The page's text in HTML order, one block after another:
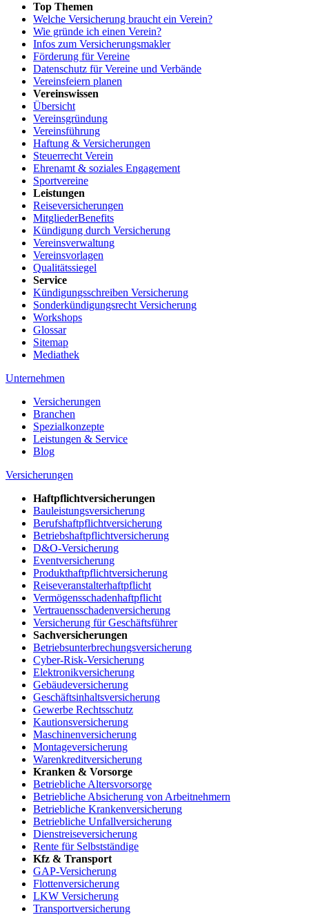
Top Themen
Welche Versicherung braucht ein Verein?
Wie gründe ich einen Verein?
Infos zum Versicherungsmakler
Förderung für Vereine
Datenschutz für Vereine und Verbände
Vereinsfeiern planen
Vereinswissen
Übersicht
Vereinsgründung
Vereinsführung
Haftung & Versicherungen
Steuerrecht Verein
Ehrenamt & soziales Engagement
Sportvereine
Leistungen
Reiseversicherungen
MitgliederBenefits
Kündigung durch Versicherung
Vereinsverwaltung
Vereinsvorlagen
Qualitätssiegel
Service
Kündigungsschreiben Versicherung
Sonderkündigungsrecht Versicherung
Workshops
Glossar
Sitemap
Mediathek
Unternehmen
Versicherungen
Branchen
Spezialkonzepte
Leistungen & Service
Blog
Versicherungen
Haftpflichtversicherungen
Bauleistungsversicherung
Berufshaftpflichtversicherung
Betriebshaftpflichtversicherung
D&O-Versicherung
Eventversicherung
Produkthaftpflichtversicherung
Reiseveranstalterhaftpflicht
Vermögensschadenhaftpflicht
Vertrauensschadenversicherung
Versicherung für Geschäftsführer
Sachversicherungen
Betriebsunterbrechungsversicherung
Cyber-Risk-Versicherung
Elektronikversicherung
Gebäudeversicherung
Geschäftsinhaltsversicherung
Gewerbe Rechtsschutz
Kautionsversicherung
Maschinenversicherung
Montageversicherung
Warenkreditversicherung
Kranken & Vorsorge
Betriebliche Altersvorsorge
Betriebliche Absicherung von Arbeitnehmern
Betriebliche Krankenversicherung
Betriebliche Unfallversicherung
Dienstreiseversicherung
Rente für Selbstständige
Kfz & Transport
GAP-Versicherung
Flottenversicherung
LKW Versicherung
Transportversicherung